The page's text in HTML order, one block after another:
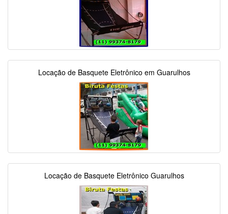
Locação de Basquete Eletrônico em Guarulhos
Locação de Basquete Eletrônico Guarulhos